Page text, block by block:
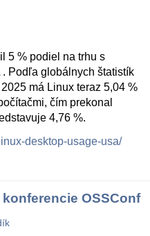
5 % podiel na trhu s
Podľa globálnych štatistík
má Linux teraz 5,04 %
čím prekonal
4,76 %.
desktop-usage-usa/
OSSConf